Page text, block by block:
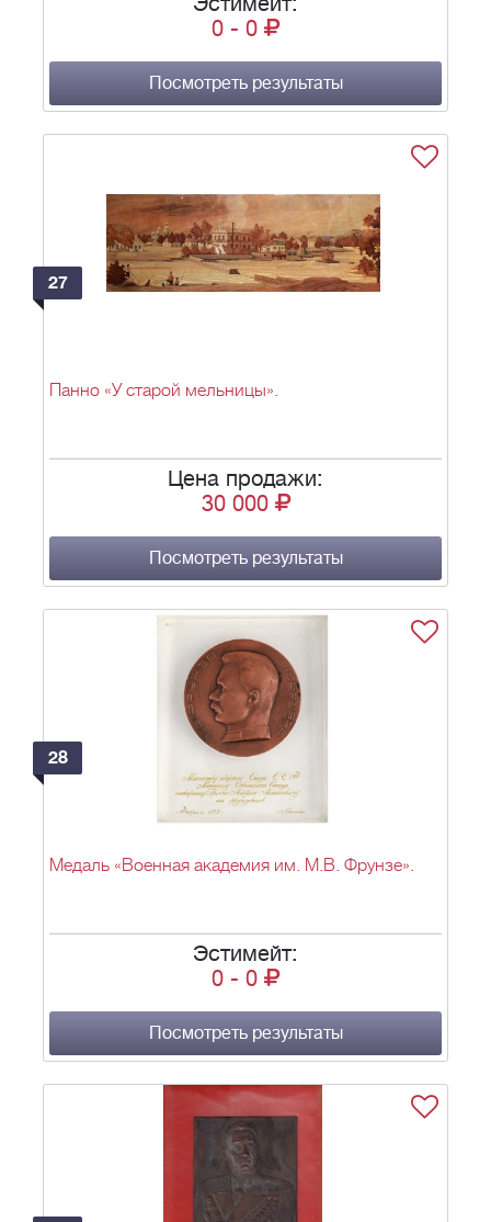
0 - 0
Посмотреть результаты
27
Панно «У старой мельницы».
Цена продажи:
30 000
Посмотреть результаты
28
Медаль «Военная академия им. М.В. Фрунзе».
Эстимейт:
0 - 0
Посмотреть результаты